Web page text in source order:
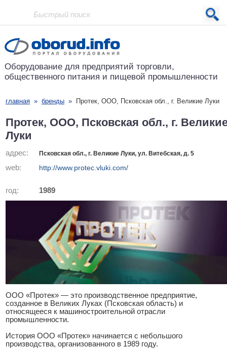
Проект основан в 2001 году
Оборудование для предприятий торговли,
общественного питания и пищевой промышленности
главная » бренды » Протек, ООО, Псковская обл., г. Великие Луки
Протек, ООО, Псковская обл., г.
Луки
адрес: Псковская обл., г. Великие Луки, ул. Витебская, д. 5
web: http://www.protec.vluki.com/
год: 1989
ООО «Протек» — это производственное предприятие,
созданное в Великих Луках (Псковская область) и
относящееся к машиностроительной отрасли
промышленности.
История ООО «Протек» начинается с небольшого
производства, организованного в 1989 году.